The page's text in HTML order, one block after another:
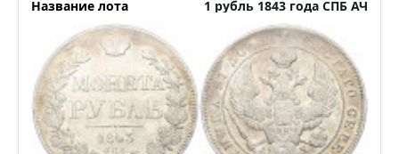
1 рубль 1843 года СПБ АЧ